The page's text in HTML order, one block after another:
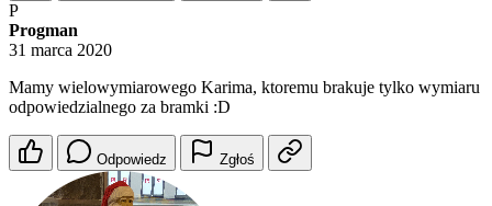
P
Progman
31 marca 2020
Mamy wielowymiarowego Karima, ktoremu brakuje tylko wymiaru
odpowiedzialnego za bramki :D
Odpowiedz Zgłoś